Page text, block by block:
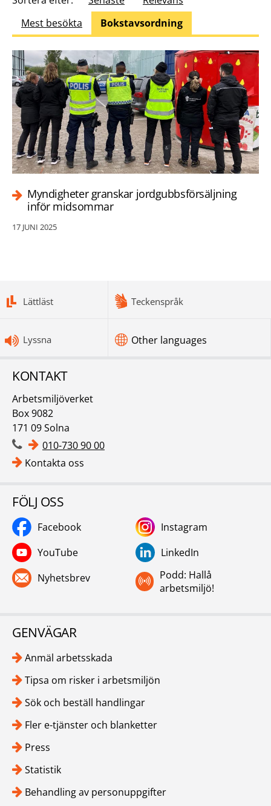
Mest besökta
Bokstavsordning
Myndigheter granskar jordgubbsförsäljning
inför midsommar
17 JUNI 2025
Lättläst Teckenspråk
Lyssna Other languages
KONTAKT
Arbetsmiljöverket
Box 9082
171 09 Solna
010-730 90 00
Kontakta oss
FÖLJ OSS
Facebook
Instagram
YouTube
LinkedIn
Nyhetsbrev
Podd: Hallå
arbetsmiljö!
GENVÄGAR
Anmäl arbetsskada
Tipsa om risker i arbetsmiljön
Sök och beställ handlingar
Fler e-tjänster och blanketter
Press
Statistik
Behandling av personuppgifter